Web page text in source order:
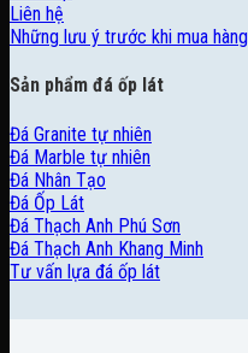
Liên hệ
Những lưu ý trước khi mua hàng
Sản phẩm đá ốp lát
Đá Granite tự nhiên
Đá Marble tự nhiên
Đá Nhân Tạo
Đá Ốp Lát
Đá Thạch Anh Phú Sơn
Đá Thạch Anh Khang Minh
Tư vấn lựa đá ốp lát